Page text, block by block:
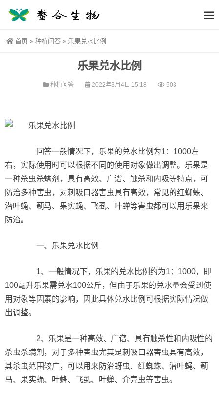
首页 » 种植问答 » 乐果兑水比例
乐果兑水比例
种植问答 2022年3月4日 15:18 503
回答一般情况下，乐果的兑水比例为1：1000左
右，实际使用时可以根据不同的使用对象做出调整。乐果是
一种杀虫杀螨剂，具有高效、广谱、触杀和内吸等特点，可
防治多种害虫，对刺吸口器害虫具有高效，常见的红蜘蛛、
潜叶蝇、蓟马、果实蝇、飞虱、叶蝉等害虫都可以用乐果来
防治。
一、乐果兑水比例
1、一般情况下，乐果的兑水比例约为1：1000，即
100毫升乐果需兑水100公斤，但由于乐果的兑水量会受到使
用对象等因素的影响，因此具体兑水比例可根据实际情况做
出调整。
2、乐果是一种高效、广谱、具有触杀性和内吸性的
杀虫杀螨剂，对于多种害虫尤其是刺吸口器害虫具有高效，
其杀虫范围较广，可以用来防治蚜虫、红蜘蛛、潜叶蝇、蓟
马、果实蝇、叶蜂、飞虱、叶蝉、介壳虫等害虫。